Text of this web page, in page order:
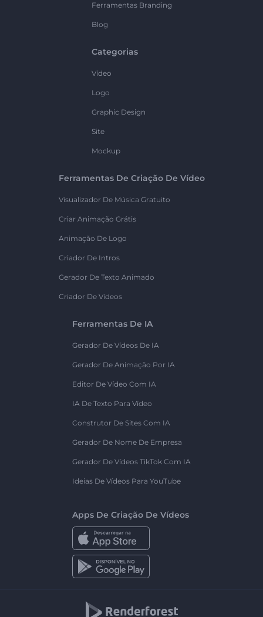
Ferramentas Branding
Blog
Categorias
Vídeo
Logo
Graphic Design
Site
Mockup
Ferramentas De Criação De Vídeo
Visualizador De Música Gratuito
Criar Animação Grátis
Animação De Logo
Criador De Intros
Gerador De Texto Animado
Criador De Vídeos
Ferramentas De IA
Gerador De Vídeos De IA
Gerador De Animação Por IA
Editor De Vídeo Com IA
IA De Texto Para Vídeo
Construtor De Sites Com IA
Gerador De Nome De Empresa
Gerador De Vídeos TikTok Com IA
Ideias De Vídeos Para YouTube
Apps De Criação De Vídeos